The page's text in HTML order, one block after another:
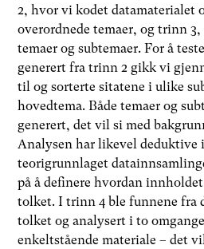
2, hvor vi kodet datamaterialet
overordnede temaer, og trinn
temaer og subtemaer. For å
generert fra trinn 2 gikk vi
til og sorterte sitatene i ulike
hovedtema. Både temaer og
generert, det vil si med
Analysen har likevel deduktive
teorigrunnlaget
på å definere hvordan
tolket. I trinn 4 ble funnene fra
tolket og analysert i to
enkeltstående materiale – det